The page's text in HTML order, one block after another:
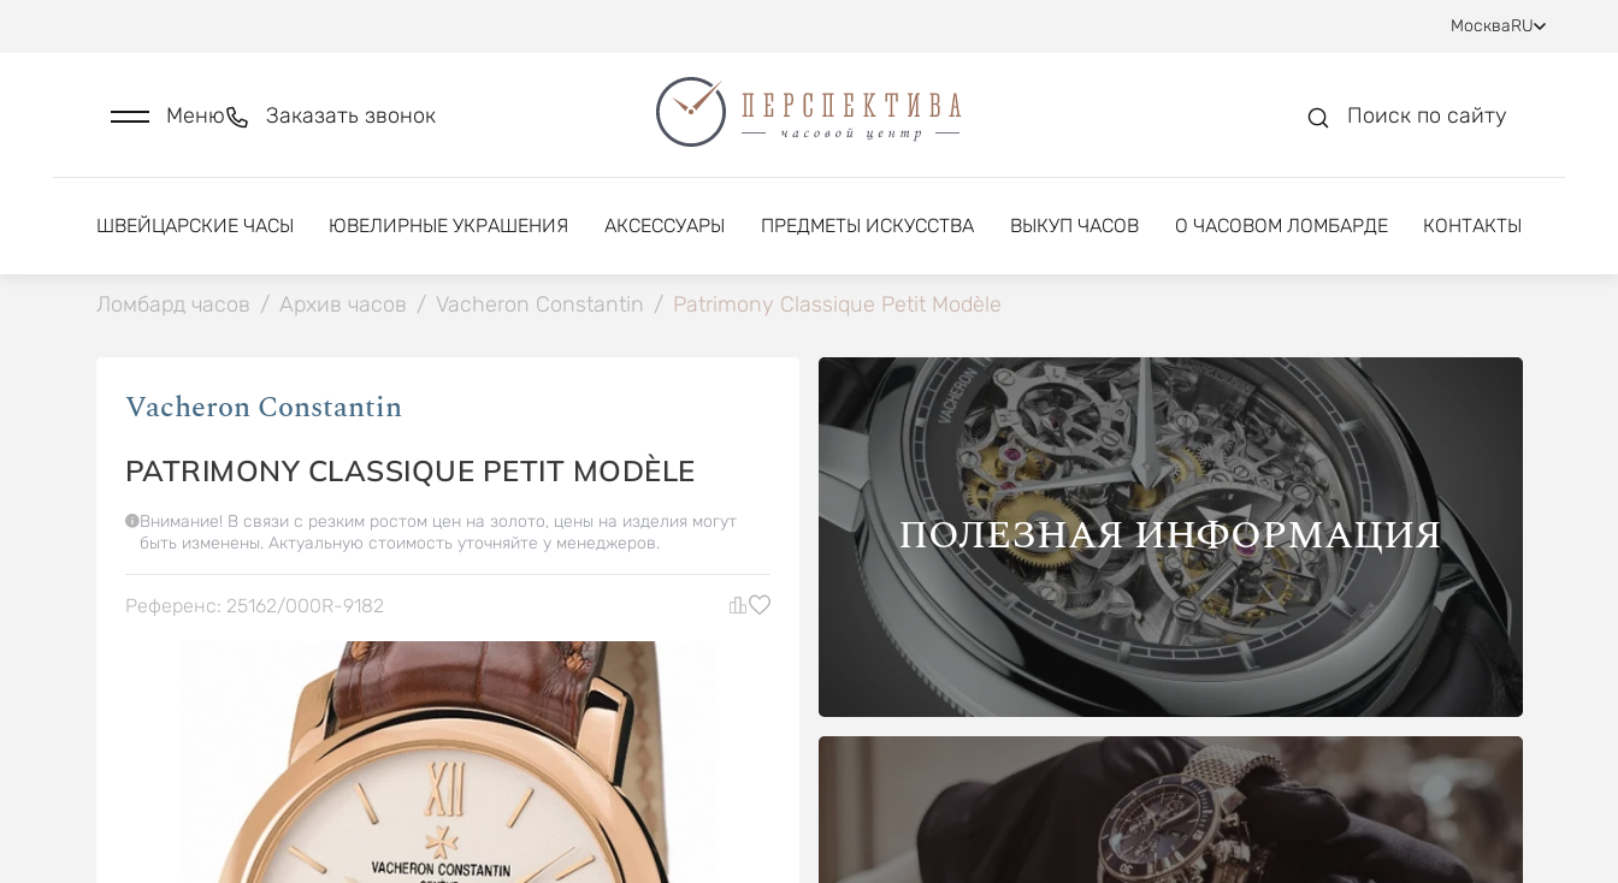
МоскваRU
Меню Заказать звонок Поиск по сайту
ШВЕЙЦАРСКИЕ ЧАСЫ ЮВЕЛИРНЫЕ УКРАШЕНИЯ АКСЕССУАРЫ ПРЕДМЕТЫ ИСКУССТВА ВЫКУП ЧАСОВ О ЧАСОВОМ ЛОМБАРДЕ КОНТАКТЫ
Ломбард часов / Архив часов / Vacheron Constantin / Patrimony Classique Petit Modèle
Vacheron Constantin
PATRIMONY CLASSIQUE PETIT MODÈLE
Внимание! В связи с резким ростом цен на золото, цены на изделия могут
быть изменены. Актуальную стоимость уточняйте у менеджеров.
Референс: 25162/000R-9182
ПОЛЕЗНАЯ ИНФОРМАЦИЯ